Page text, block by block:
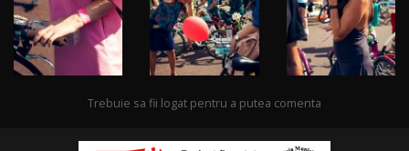
Trebuie sa fii logat pentru a putea comenta